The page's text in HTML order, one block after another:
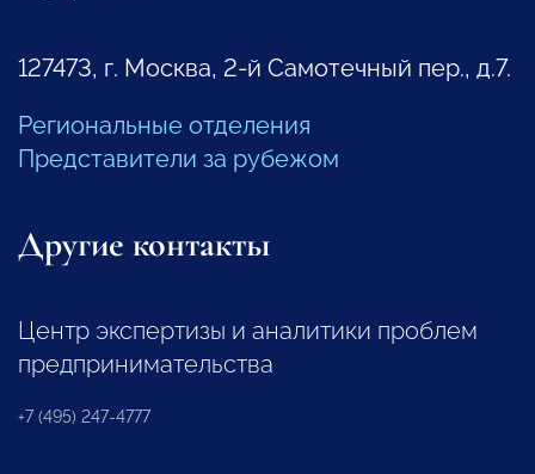
127473, г. Москва, 2-й Самотечный пер., д.7.
Региональные отделения
Представители за рубежом
Другие контакты
Центр экспертизы и аналитики проблем
предпринимательства
+7 (495) 247-4777